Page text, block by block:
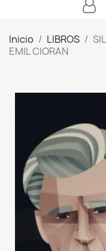
Inicio LIBROS
EMIL CIORAN